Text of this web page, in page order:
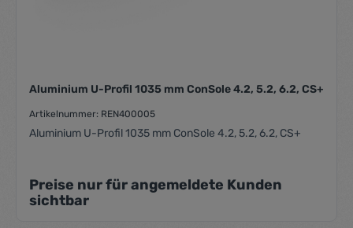
Aluminium U-Profil 1035 mm ConSole 4.2, 5.2, 6.2, CS+
Artikelnummer: REN400005
Aluminium U-Profil 1035 mm ConSole 4.2, 5.2, 6.2, CS+
Preise nur für angemeldete Kunden
sichtbar